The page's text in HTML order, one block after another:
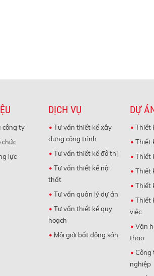
công ty
chức
lực
DỊCH VỤ
Tư vấn thiết kế xây
dựng công trình
Tư vấn thiết kế đô thị
Tư vấn thiết kế nội
thất
Tư vấn quản lý dự án
Tư vấn thiết kế quy
hoạch
Môi giới bất động sản
DỰ
Thiết
Thiết
Thiết
Thiết
Thiết
Thiết
việc
Văn
thao
Công
nghiệp